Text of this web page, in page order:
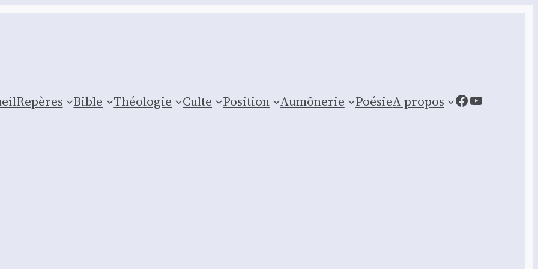
Repères Bible Théologie Culte Posi­tion Aumônerie PoésieA propos Facebook
YouTube